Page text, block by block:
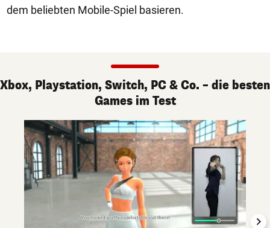
dem beliebten Mobile-Spiel basieren.
Xbox, Playstation, Switch, PC & Co. – die besten
Games im Test